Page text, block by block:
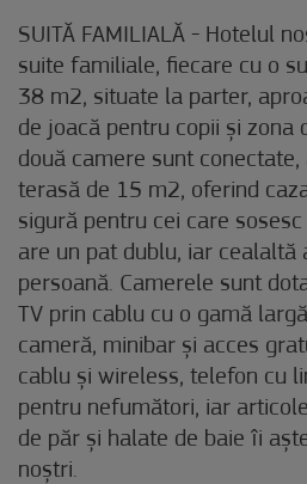
SUITĂ FAMILIALĂ - Hotelul
suite familiale, fiecare cu o
38 m2, situate la parter,
de joacă pentru copii și zona
două camere sunt
terasă de 15 m2, oferind
sigură pentru cei care
are un pat dublu, iar cealaltă
persoană. Camerele sunt
TV prin cablu cu o gamă
cameră, minibar și acces
cablu și wireless, telefon cu
pentru nefumători, iar
de păr și halate de baie îi
noștri.